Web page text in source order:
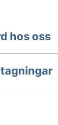
hos oss